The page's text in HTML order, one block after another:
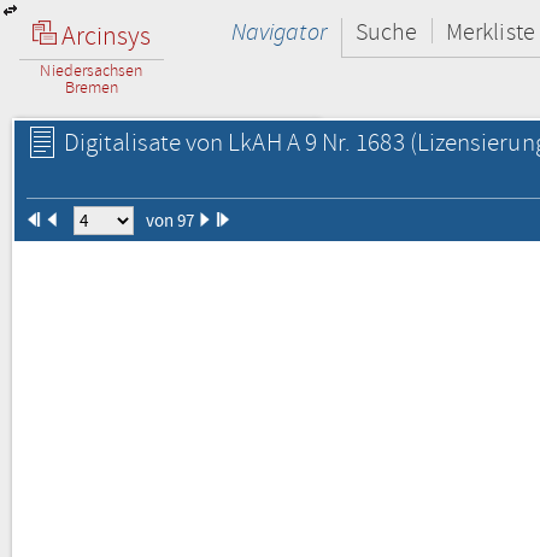
Arcinsys
Niedersachsen
Bremen
Navigator Suche Merkliste
Digitalisate von LkAH A 9 Nr. 1683
von 97